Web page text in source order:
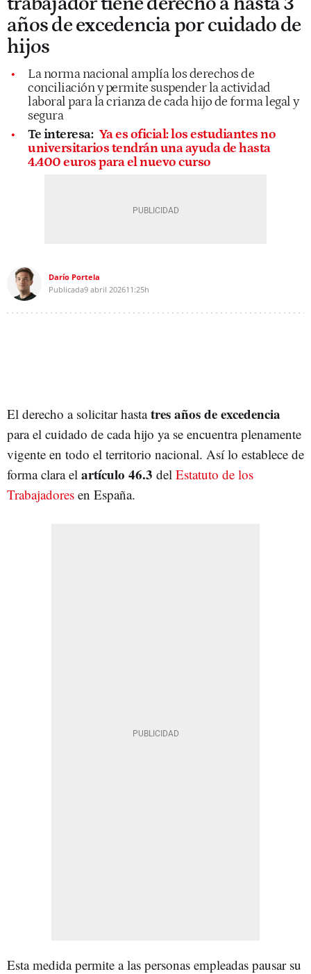
años de excedencia por cuidado de
hijos
La norma nacional amplía los derechos de
conciliación y permite suspender la actividad
laboral para la crianza de cada hijo de forma legal y
segura
Te interesa: Ya es oficial: los estudiantes no
universitarios tendrán una ayuda de hasta
4.400 euros para el nuevo curso
Darío Portela
Publicada9 abril 202611:25h
El derecho a solicitar hastatres años de excedencia
para el cuidado de cada hijo ya se encuentra plenamente
vigente en todo el territorio nacional. Así lo establece de
forma clara el artículo 46.3 del Estatuto de los
Trabajadores en España.
Esta medida permite a las personas empleadas pausar su